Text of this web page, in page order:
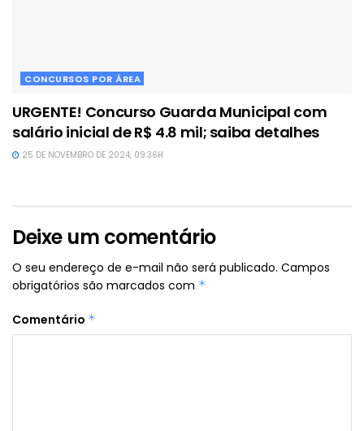
CONCURSOS POR ÁREA
URGENTE! Concurso Guarda Municipal com
salário inicial de R$ 4.8 mil; saiba detalhes
25 DE NOVEMBRO DE 2024, 09:36H
Deixe um comentário
O seu endereço de e-mail não será publicado. Campos
obrigatórios são marcados com *
Comentário *